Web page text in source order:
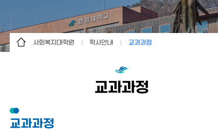
사회복지대학원
간호대학원
학사안내
학사안내
교과과정
등록
교과과정
교과과정